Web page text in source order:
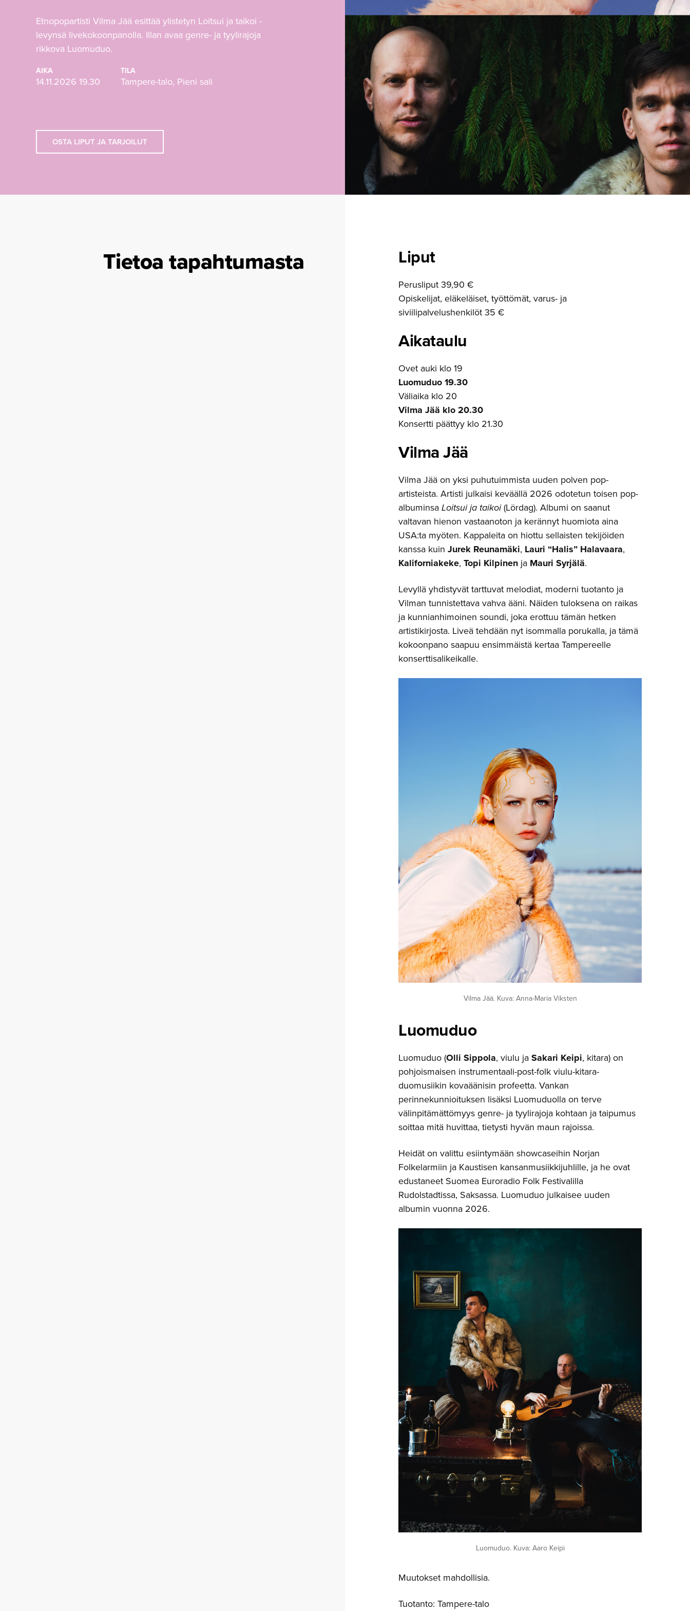
Etnopopartisti Vilma Jää esittää ylistetyn Loitsui ja taikoi -
levynsä livekokoonpanolla. Illan avaa genre- ja tyylirajoja
rikkova Luomuduo.
AIKA
14.11.2026 19.30
TILA
Tampere-talo, Pieni sali
OSTA LIPUT JA TARJOILUT
Tietoa tapahtumasta Liput
Perusliput 39,90 €
Opiskelijat, eläkeläiset, työttömät, varus- ja
siviilipalvelushenkilöt 35 €
Aikataulu
Ovet auki klo 19
Luomuduo 19.30
Väliaika klo 20
Vilma Jää klo 20.30
Konsertti päättyy klo 21.30
Vilma Jää
Vilma Jää on yksi puhutuimmista uuden polven pop-
artisteista. Artisti julkaisi keväällä 2026 odotetun toisen pop-
albuminsaLoitsui ja taikoi(Lördag). Albumi on saanut
valtavan hienon vastaanoton ja kerännyt huomiota aina
USA:ta myöten. Kappaleita on hiottu sellaisten tekijöiden
kanssa kuin Jurek Reunamäki, Lauri “Halis” Halavaara,
Kaliforniakeke, Topi Kilpinen ja Mauri Syrjälä.
Levyllä yhdistyvät tarttuvat melodiat, moderni tuotanto ja
Vilman tunnistettava vahva ääni. Näiden tuloksena on raikas
ja kunnianhimoinen soundi, joka erottuu tämän hetken
artistikirjosta. Liveä tehdään nyt isommalla porukalla, ja tämä
kokoonpano saapuu ensimmäistä kertaa Tampereelle
konserttisalikeikalle.
Vilma Jää. Kuva: Anna-Maria Viksten
Luomuduo
Luomuduo (Olli Sippola, viulu jaSakari Keipi, kitara) on
pohjoismaisen instrumentaali-post-folk viulu-kitara-
duomusiikin kovaäänisin profeetta. Vankan
perinnekunnioituksen lisäksi Luomuduolla on terve
välinpitämättömyys genre- ja tyylirajoja kohtaan ja taipumus
soittaa mitä huvittaa, tietysti hyvän maun rajoissa.
Heidät on valittu esiintymään showcaseihin Norjan
Folkelarmiin ja Kaustisen kansanmusiikkijuhlille, ja he ovat
edustaneet Suomea Euroradio Folk Festivalilla
Rudolstadtissa, Saksassa. Luomuduo julkaisee uuden
albumin vuonna 2026.
Luomuduo. Kuva: Aaro Keipi
Muutokset mahdollisia.
Tuotanto: Tampere-talo